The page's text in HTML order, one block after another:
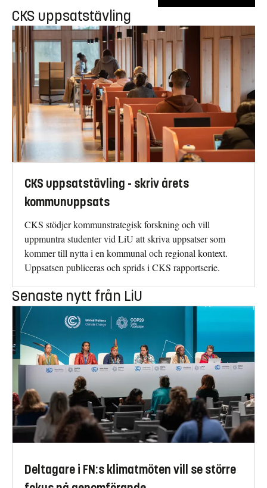
CKS uppsatstävling
CKS uppsatstävling - skriv årets
kommunuppsats
CKS stödjer kommunstrategisk forskning och vill
uppmuntra studenter vid LiU att skriva uppsatser som
kommer till nytta i en kommunal och regional kontext.
Uppsatsen publiceras och sprids i CKS rapportserie.
Senaste nytt från LiU
Deltagare i FN:s klimatmöten vill se större